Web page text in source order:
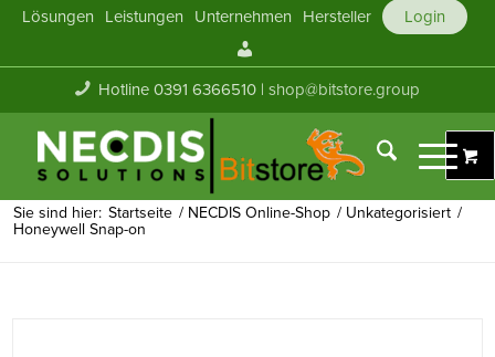
Lösungen Leistungen Unternehmen Hersteller
Login
Konto
Hotline 0391 6366510 |shop@bitstore.group
Sie sind hier: Startseite / NECDIS Online-Shop / Unkategorisiert /
Honeywell Snap-on